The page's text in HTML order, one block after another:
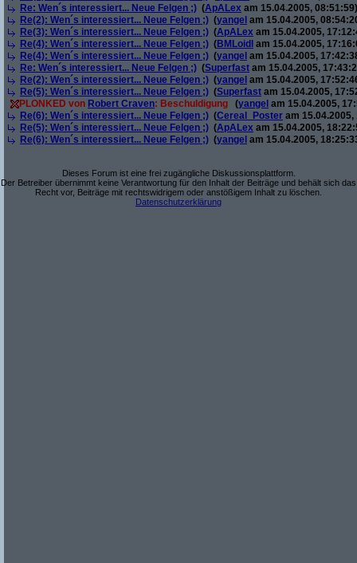
Re: Wen´s interessiert... Neue Felgen ;) (ApALex am 15.04.2005, 08:51:59)
Re(2): Wen´s interessiert... Neue Felgen ;) (yangel am 15.04.2005,
Re(3): Wen´s interessiert... Neue Felgen ;) (ApALex am 15.04.2005,
Re(4): Wen´s interessiert... Neue Felgen ;) (BMLoidl am 15.04.2005,
Re(4): Wen´s interessiert... Neue Felgen ;) (yangel am 15.04.2005,
Re: Wen´s interessiert... Neue Felgen ;) (Superfast am 15.04.2005,
Re(2): Wen´s interessiert... Neue Felgen ;) (yangel am 15.04.2005,
Re(5): Wen´s interessiert... Neue Felgen ;) (Superfast am 15.04.2005,
PLONKED von Robert Craven: Beschuldigung (yangel am 15.04.2005,
Re(6): Wen´s interessiert... Neue Felgen ;) (Cereal_Poster am 15.04.2005,
Re(5): Wen´s interessiert... Neue Felgen ;) (ApALex am 15.04.2005,
Re(6): Wen´s interessiert... Neue Felgen ;) (yangel am 15.04.2005,
Dieses Forum ist eine frei zugängliche Diskussionsplattform.
Der Betreiber übernimmt keine Verantwortung für den Inhalt der Beiträge und behält sich das
Recht vor, Beiträge mit rechtswidrigem oder anstößigem Inhalt zu löschen.
Datenschutzerklärung